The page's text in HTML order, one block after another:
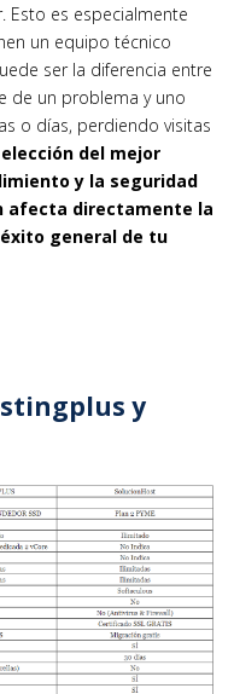
Esto es especialmente
un equipo técnico
ser la diferencia entre
de un problema y uno
o días, perdiendo visitas
del mejor
y la seguridad
afecta directamente la
general de tu
y